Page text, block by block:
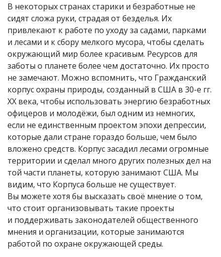
В некоторых странах старики и безработные не
сидят сложа руки, страдая от безделья. Их
привлекают к работе по уходу за садами, парками
и лесами и к сбору мелкого мусора, чтобы сделать
окружающий мир более красивым. Ресурсов для
заботы о планете более чем достаточно. Их просто
не замечают. Можно вспомнить, что Гражданский
корпус охраны природы, созданный в США в 30-е гг.
ХХ века, чтобы использовать энергию безработных
офицеров и молодёжи, был одним из немногих,
если не единственным проектом эпохи депрессии,
которые дали стране гораздо больше, чем было
вложено средств. Корпус засадил лесами огромные
территории и сделал много других полезных дел на
той части планеты, которую занимают США. Мы
видим, что Корпуса больше не существует.
Вы можете хотя бы высказать своё мнение о том,
что стоит организовывать такие проекты
и поддерживать законодателей общественного
мнения и организации, которые занимаются
работой по охране окружающей среды.